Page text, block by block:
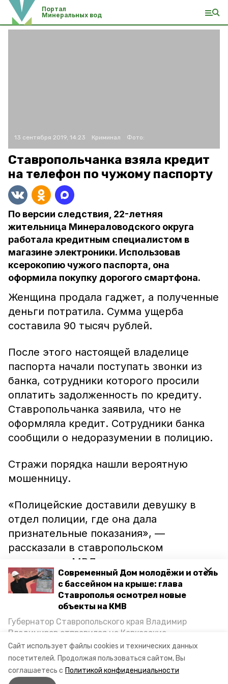
Сайт использует файлы cookies и технических данных
посетителей. Продолжая пользоваться сайтом, Вы
соглашаетесь с Политикой конфиденциальности
Современный Дом молодёжи и отель
с бассейном на крыше: глава
Ставрополья осмотрел новые
объекты на КМВ
Губернатор Ставропольского края Владимир
Владимиров отправился на Кавказские
Минеральные Воды, чтобы проинспектировать
строительство объектов в Кисловодске и
Минводах, а также выслушать предложения о
постройке новых точек притяжения для местных
Портал
Минеральных вод
13 сентября 2019, 14:23 Криминал Фото:
Ставропольчанка взяла кредит
на телефон по чужому паспорту
По версии следствия, 22-летняя
жительница Минераловодского округа
работала кредитным специалистом в
магазине электроники. Использовав
ксерокопию чужого паспорта, она
оформила покупку дорогого смартфона.
Женщина продала гаджет, а полученные
деньги потратила. Сумма ущерба
составила 90 тысяч рублей.
После этого настоящей владелице
паспорта начали поступать звонки из
банка, сотрудники которого просили
оплатить задолженность по кредиту.
Ставропольчанка заявила, что не
оформляла кредит. Сотрудники банка
сообщили о недоразумении в полицию.
Стражи порядка нашли вероятную
мошенницу.
«Полицейские доставили девушку в
отдел полиции, где она дала
признательные показания», —
рассказали в ставропольском
управлении МВД.
Возбуждено уголовное дело.
Напомним, до этого
рецидивистке из Георгиевска, которая,
по версии следствия, оставила двух
мужчин без денег и техники.